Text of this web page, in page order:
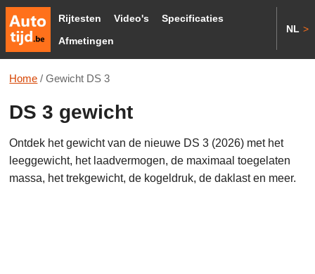
Rijtesten Video's
Specificaties
Afmetingen
NL >
Home / Gewicht DS 3
DS 3 gewicht
Ontdek het gewicht van de nieuwe DS 3 (2026) met het
leeggewicht, het laadvermogen, de maximaal toegelaten
massa, het trekgewicht, de kogeldruk, de daklast en meer.